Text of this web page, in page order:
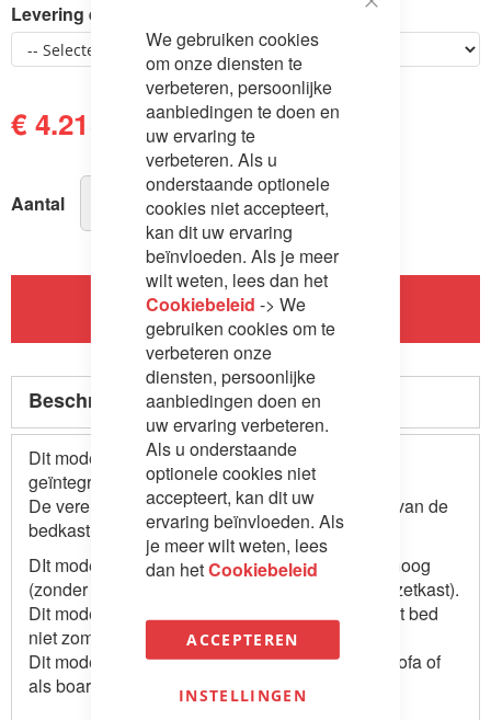
Cookie
We gebruiken cookies
om onze diensten te
verbeteren, persoonlijke
aanbiedingen te doen en
uw ervaring te
verbeteren. Als u
onderstaande optionele
cookies niet accepteert,
kan dit uw ervaring
beïnvloeden. Als je meer
wilt weten, lees dan het
Cookiebeleid -> We
gebruiken cookies om te
verbeteren onze
diensten, persoonlijke
aanbiedingen doen en
uw ervaring verbeteren.
Als u onderstaande
optionele cookies niet
accepteert, kan dit uw
ervaring beïnvloeden. Als
je meer wilt weten, lees
dan hetCookiebeleid
ACCEPTEREN
INSTELLINGEN
Levering en montage:
€ 4.213,00 € 4.388,00
Aantal
In Winkelwagen
Beschrijving
Dit model heeft een zeer mooie afwerking met
geïntegreerde veersysteem.
De veren zijn namelijk weggewerkt in de zijden van de
bedkast.
DIt model is uitgevoerd in 2 hoogtes: 194,3 cm hoog
(zonder opzetkast) of 220 cm hoog (inclusief opzetkast).
Dit model heeft ook een vergrendeling, zodat het bed
niet zomaar in of uitgeklapt kan worden
Dit model kan ook uitgevoerd worden met een sofa of
als board variant (desk), tegen meerprijs.